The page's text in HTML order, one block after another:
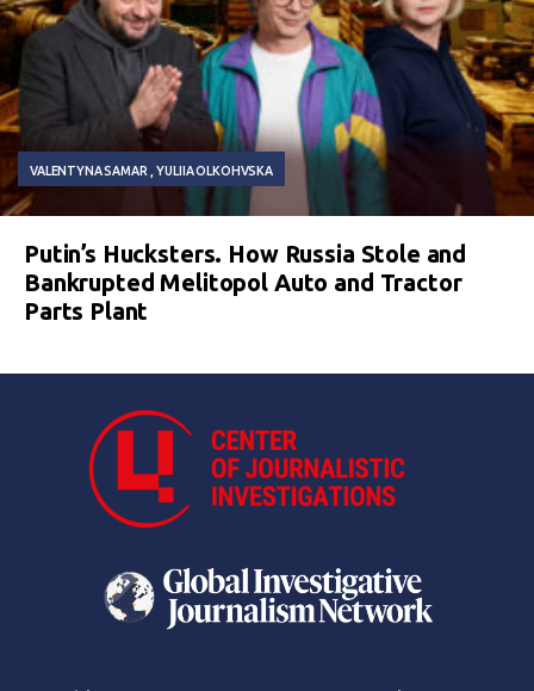
VALENTYNA SAMAR YULIIA OLKOHVSKA
Putin’s Hucksters. How Russia Stole and
Bankrupted Melitopol Auto and Tractor
Parts Plant